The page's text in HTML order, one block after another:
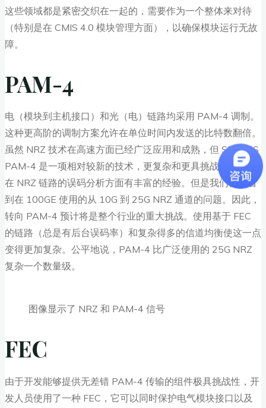
这些领域都是紧密交织在一起的，需要作为一个整体来对待
（特别是在 CMIS 4.0 模块管理方面），以确保模块运行无故
障。
PAM-4
电（模块到主机接口）和光（电）链路均采用 PAM-4 调制。
这种更高阶的调制方案允许在单位时间内发送的比特数翻倍。
虽然 NRZ 技术在高速方面已经广泛应用和成熟，但 SERDES
PAM-4 是一项相对较新的技术，更复杂和更具挑战性。我们
在 NRZ 链路的误码分析方面有丰富的经验。但是我们仍然看
到在 100GE 使用的从 10G 到 25G NRZ 通道的问题。因此，
转向 PAM-4 预计将是整个行业的重大挑战。使用基于 FEC
的链路（总是有后台误码率）和复杂得多的信道均衡使这一点
变得更加复杂。公平地说，PAM-4 比广泛使用的 25G NRZ
复杂一个数量级。
图像显示了 NRZ 和 PAM-4 信号
FEC
由于开发能够提供无差错 PAM-4 传输的组件极具挑战性，开
发人员使用了一种 FEC，它可以同时保护电气模块接口以及